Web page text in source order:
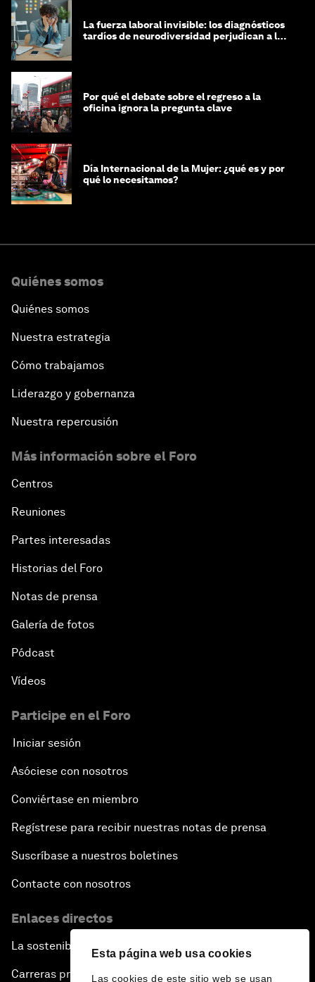
Esta página web usa cookies
Las cookies de este sitio web se usan
La fuerza laboral invisible: los diagnósticos
tardíos de neurodiversidad perjudican a las
Por qué el debate sobre el regreso a la
oficina ignora la pregunta clave
Día Internacional de la Mujer: ¿qué es y por
qué lo necesitamos?
Quiénes somos
Quiénes somos
Nuestra estrategia
Cómo trabajamos
Liderazgo y gobernanza
Nuestra repercusión
Más información sobre el Foro
Centros
Reuniones
Partes interesadas
Historias del Foro
Notas de prensa
Galería de fotos
Pódcast
Vídeos
Participe en el Foro
Iniciar sesión
Asóciese con nosotros
Conviértase en miembro
Regístrese para recibir nuestras notas de prensa
Suscríbase a nuestros boletines
Contacte con nosotros
Enlaces directos
La sostenibilidad en el Foro
Carreras profesionales